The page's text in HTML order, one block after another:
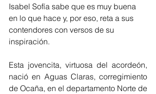
Isabel Sofía sabe que es muy buena
en lo que hace y, por eso, reta a sus
contendores con versos de su
inspiración.
Esta jovencita, virtuosa del acordeón,
nació en Aguas Claras, corregimiento
de Ocaña, en el departamento Norte de